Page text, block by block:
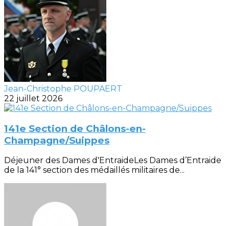
Jean-Christophe POUPAERT
22 juillet 2026
141e Section de Châlons-en-
Champagne/Suippes
Déjeuner des Dames d'EntraideLes Dames d’Entraide
de la 141° section des médaillés militaires de...